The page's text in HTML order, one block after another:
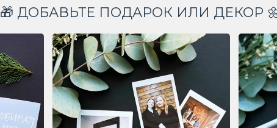
🎁 ДОБАВЬТЕ ПОДАРОК ИЛИ ДЕКОР